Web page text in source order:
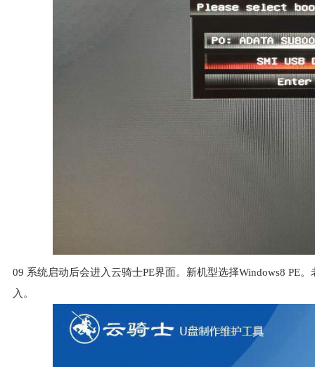
09 系统启动后会进入云骑士PE界面。新机型选择Windows8 PE
入。